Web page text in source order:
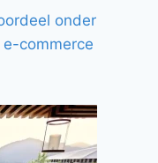
onder
commerce